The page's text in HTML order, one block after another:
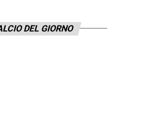
DEL GIORNO